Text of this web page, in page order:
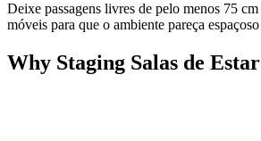
Deixe passagens livres de pelo menos 75
móveis para que o ambiente pareça
Why Staging Salas de